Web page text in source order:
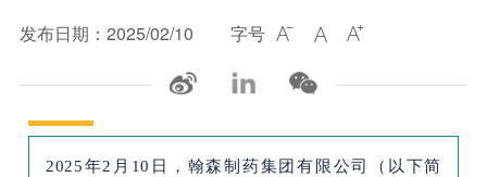
发布日期：2025/02/10 字号   
2025年2月10日，翰森制药集团有限公司（以下简